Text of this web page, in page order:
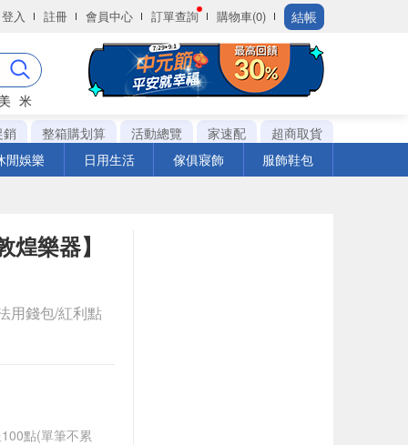
登入 註冊 會員中心 訂單查詢 購物車(0) 結帳
米
銷 整箱購划算 活動總覽 家速配
超商取貨
閒娛樂 日用生活 傢俱寢飾 服飾鞋包
樂器】
用錢包/紅利點
點(單筆不累